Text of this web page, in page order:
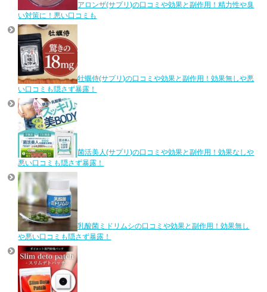
アロンザ(サプリ)の口コミや効果と副作用！精力性や臭
い対策に！悪い口コミも
牡蠣侍(サプリ)の口コミや効果と副作用！効果無しや悪
い口コミも隠さず暴露！
菌活美人(サプリ)の口コミや効果と副作用！効果なしや
悪い口コミも隠さず暴露！
乳酸菌ミドリムシの口コミや効果と副作用！効果無し
や悪い口コミも隠さず暴露！